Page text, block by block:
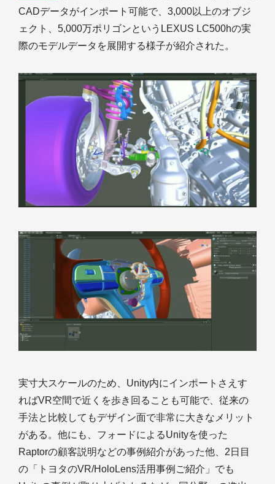
CADデータがインポート可能で、3,000以上のオブジ
ェクト、5,000万ポリゴンというLEXUS LC500hの実
際のモデルデータを展開する様子が紹介された。
実寸大スケールのため、Unity内にインポートさえす
ればVR空間で近くを歩き回ることも可能で、従来の
手法と比較してもデザイン面で非常に大きなメリット
がある。他にも、フォードによるUnityを使った
Raptorの顧客説明などの事例紹介があった他、2日目
の「トヨタのVR/HoloLens活用事例ご紹介」でも